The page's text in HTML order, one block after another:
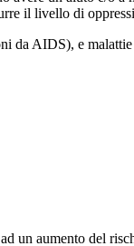
il livello di
da AIDS), e
un aumento del